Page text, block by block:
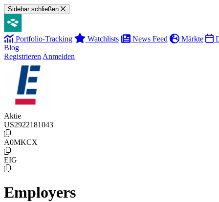
Sidebar schließen
Portfolio-Tracking Watchlists News Feed Märkte
Blog
Registrieren Anmelden
Aktie
US2922181043
A0MKCX
EIG
Employers